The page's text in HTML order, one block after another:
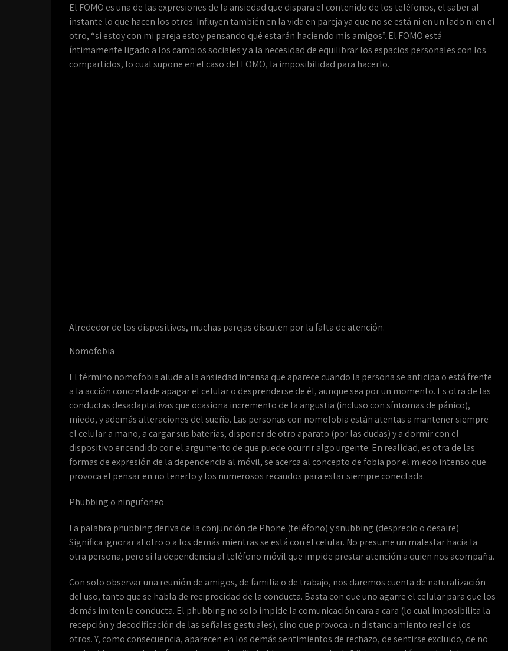
El FOMO es una de las expresiones de la ansiedad que dispara el contenido de los teléfonos, el saber al
instante lo que hacen los otros. Influyen también en la vida en pareja ya que no se está ni en un lado ni en el
otro, “si estoy con mi pareja estoy pensando qué estarán haciendo mis amigos”. El FOMO está
íntimamente ligado a los cambios sociales y a la necesidad de equilibrar los espacios personales con los
compartidos, lo cual supone en el caso del FOMO, la imposibilidad para hacerlo.
Alrededor de los dispositivos, muchas parejas discuten por la falta de atención.
Nomofobia
El término nomofobia alude a la ansiedad intensa que aparece cuando la persona se anticipa o está frente
a la acción concreta de apagar el celular o desprenderse de él, aunque sea por un momento. Es otra de las
conductas desadaptativas que ocasiona incremento de la angustia (incluso con síntomas de pánico),
miedo, y además alteraciones del sueño. Las personas con nomofobia están atentas a mantener siempre
el celular a mano, a cargar sus baterías, disponer de otro aparato (por las dudas) y a dormir con el
dispositivo encendido con el argumento de que puede ocurrir algo urgente. En realidad, es otra de las
formas de expresión de la dependencia al móvil, se acerca al concepto de fobia por el miedo intenso que
provoca el pensar en no tenerlo y los numerosos recaudos para estar siempre conectada.
Phubbing o ningufoneo
La palabra phubbing deriva de la conjunción de Phone (teléfono) y snubbing (desprecio o desaire).
Significa ignorar al otro o a los demás mientras se está con el celular. No presume un malestar hacia la
otra persona, pero si la dependencia al teléfono móvil que impide prestar atención a quien nos acompaña.
Con solo observar una reunión de amigos, de familia o de trabajo, nos daremos cuenta de naturalización
del uso, tanto que se habla de reciprocidad de la conducta. Basta con que uno agarre el celular para que los
demás imiten la conducta. El phubbing no solo impide la comunicación cara a cara (lo cual imposibilita la
recepción y decodificación de las señales gestuales), sino que provoca un distanciamiento real de los
otros. Y, como consecuencia, aparecen en los demás sentimientos de rechazo, de sentirse excluido, de no